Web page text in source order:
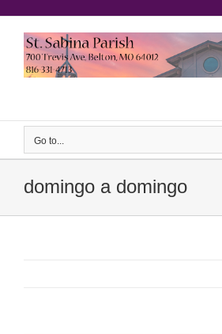
contenido
Go to...
domingo a domingo